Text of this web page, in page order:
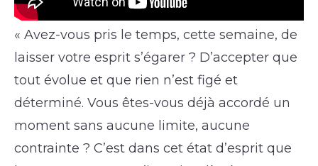
« Avez-vous pris le temps, cette semaine, de
laisser votre esprit s’égarer ? D’accepter que
tout évolue et que rien n’est figé et
déterminé. Vous êtes-vous déjà accordé un
moment sans aucune limite, aucune
contrainte ? C’est dans cet état d’esprit que